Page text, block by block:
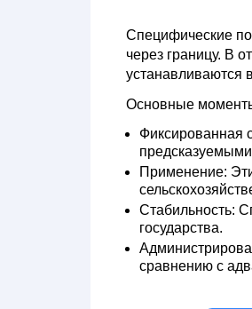
Специфические
через границу. В
устанавливаются
Основные
Фиксированная
Применение:
Стабильность:
государства.
сравнению с